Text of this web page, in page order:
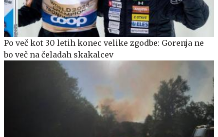
Po več kot 30 letih konec velike zgodbe: Gorenja ne
bo več na čeladah skakalcev